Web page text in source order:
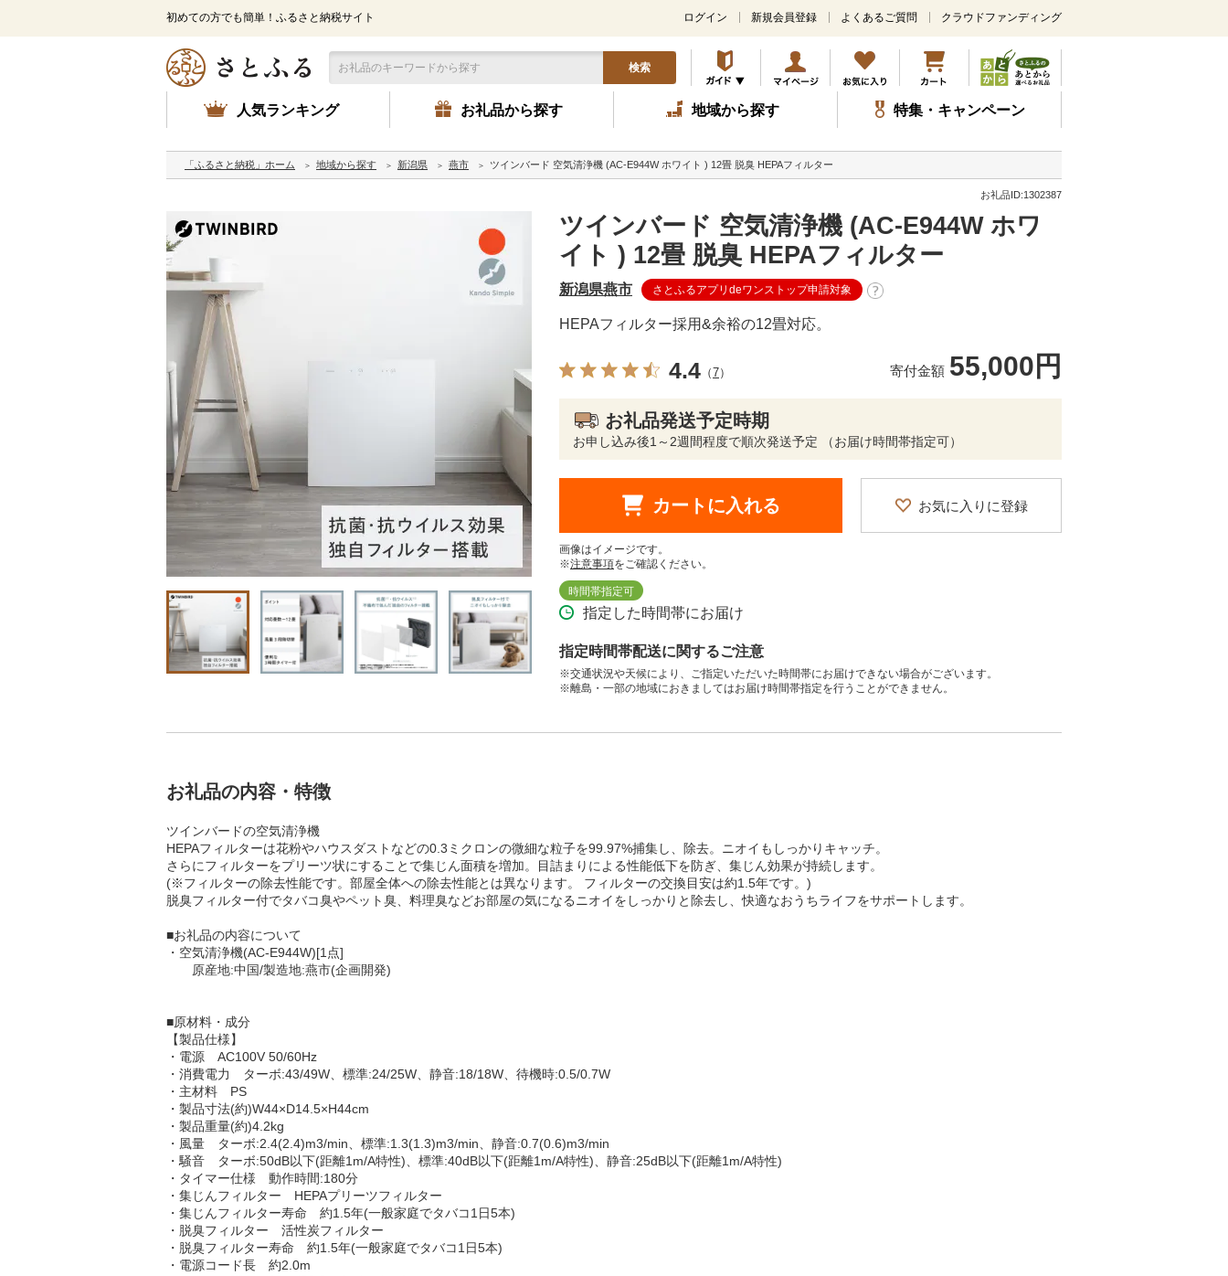
初めての方でも簡単！ふるさと納税サイト
メ
ン
コ
ン
テ
ツ
ッ
プ
ログイン 新規会員登録 よくあるご質問 クラウドファンディング
検索
人気ランキング お礼品から探す 地域から探す 特集・キャンペーン
「ふるさと納税」ホーム 地域から探す 新潟県 燕市 ツインバード 空気清浄機 (AC-E944W ホワイト ) 12畳 脱臭 HEPAフィルター
お礼品ID:1302387
ツインバード 空気清浄機 (AC-E944W ホワ
イト ) 12畳 脱臭 HEPAフィルター
新潟県燕市 さとふるアプリdeワンストップ申請対象
HEPAフィルター採用&余裕の12畳対応。
4.4 （7） 寄付金額 55,000円
お礼品発送予定時期
お申し込み後1～2週間程度で順次発送予定 （お届け時間帯指定可）
カートに入れる お気に入りに登録
画像はイメージです。
※注意事項をご確認ください。
時間帯指定可
指定した時間帯にお届け
指定時間帯配送に関するご注意
※交通状況や天候により、ご指定いただいた時間帯にお届けできない場合がございます。
※離島・一部の地域におきましてはお届け時間帯指定を行うことができません。
お礼品の内容・特徴
ツインバードの空気清浄機
HEPAフィルターは花粉やハウスダストなどの0.3ミクロンの微細な粒子を99.97%捕集し、除去。ニオイもしっかりキャッチ。
さらにフィルターをプリーツ状にすることで集じん面積を増加。目詰まりによる性能低下を防ぎ、集じん効果が持続します。
(※フィルターの除去性能です。部屋全体への除去性能とは異なります。 フィルターの交換目安は約1.5年です。)
脱臭フィルター付でタバコ臭やペット臭、料理臭などお部屋の気になるニオイをしっかりと除去し、快適なおうちライフをサポートします。
■お礼品の内容について
・空気清浄機(AC-E944W)[1点]
原産地:中国/製造地:燕市(企画開発)
■原材料・成分
【製品仕様】
・電源 AC100V 50/60Hz
・消費電力 ターボ:43/49W、標準:24/25W、静音:18/18W、待機時:0.5/0.7W
・主材料 PS
・製品寸法(約)W44×D14.5×H44cm
・製品重量(約)4.2kg
・風量 ターボ:2.4(2.4)m3/min、標準:1.3(1.3)m3/min、静音:0.7(0.6)m3/min
・騒音 ターボ:50dB以下(距離1m/A特性)、標準:40dB以下(距離1m/A特性)、静音:25dB以下(距離1m/A特性)
・タイマー仕様 動作時間:180分
・集じんフィルター HEPAプリーツフィルター
・集じんフィルター寿命 約1.5年(一般家庭でタバコ1日5本)
・脱臭フィルター 活性炭フィルター
・脱臭フィルター寿命 約1.5年(一般家庭でタバコ1日5本)
・電源コード長 約2.0m